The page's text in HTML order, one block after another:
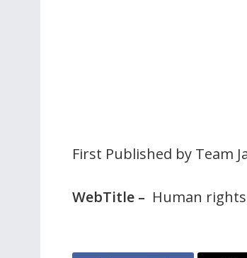
First Published by Team
WebTitle – Human rights